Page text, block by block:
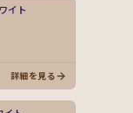
イト
詳細を見る